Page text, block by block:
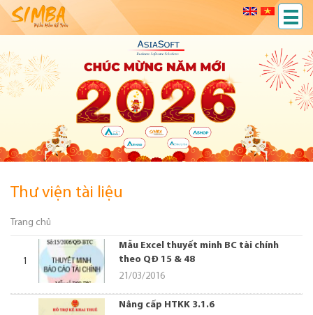
Thư viện tài liệu
Trang chủ
1
Mẫu Excel thuyết minh BC tài chính
theo QĐ 15 & 48
21/03/2016
Nâng cấp HTKK 3.1.6